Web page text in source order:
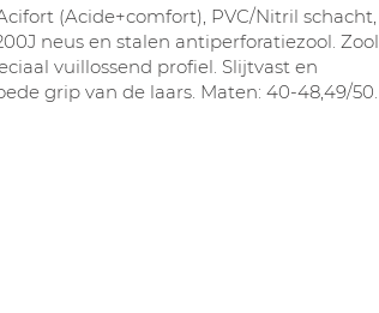
(Acide+comfort), PVC/Nitril schacht,
neus en stalen antiperforatiezool. Zool
vuillossend profiel. Slijtvast en
grip van de laars. Maten: 40-48,49/50.